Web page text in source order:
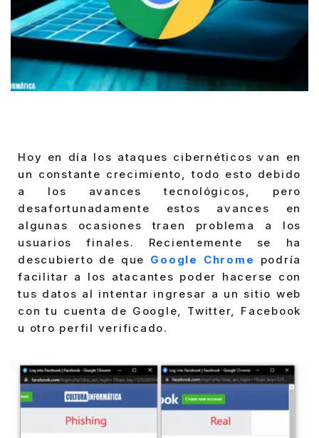
Hoy en día los ataques cibernéticos van en
un constante crecimiento, todo esto debido
a los avances tecnológicos, pero
desafortunadamente estos avances en
algunas ocasiones traen problema a los
usuarios finales. Recientemente se ha
descubierto de que Google Chrome
podría
facilitar a los atacantes poder hacerse con
tus datos al intentar ingresar a un sitio web
con tu cuenta de Google, Twitter, Facebook
u otro perfil verificado.